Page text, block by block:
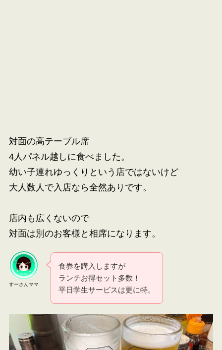
対面の高テーブル席
4人パネル越しに食べました。
幼い子連れゆっくりという店ではないけど
大人数人で入店なら全然ありです。
店内も広くないので
対面は別のお客様と相席になります。
すーさんママ
食券を購入しますが
ランチお得セット多数！
平日学生サービスは更に特。